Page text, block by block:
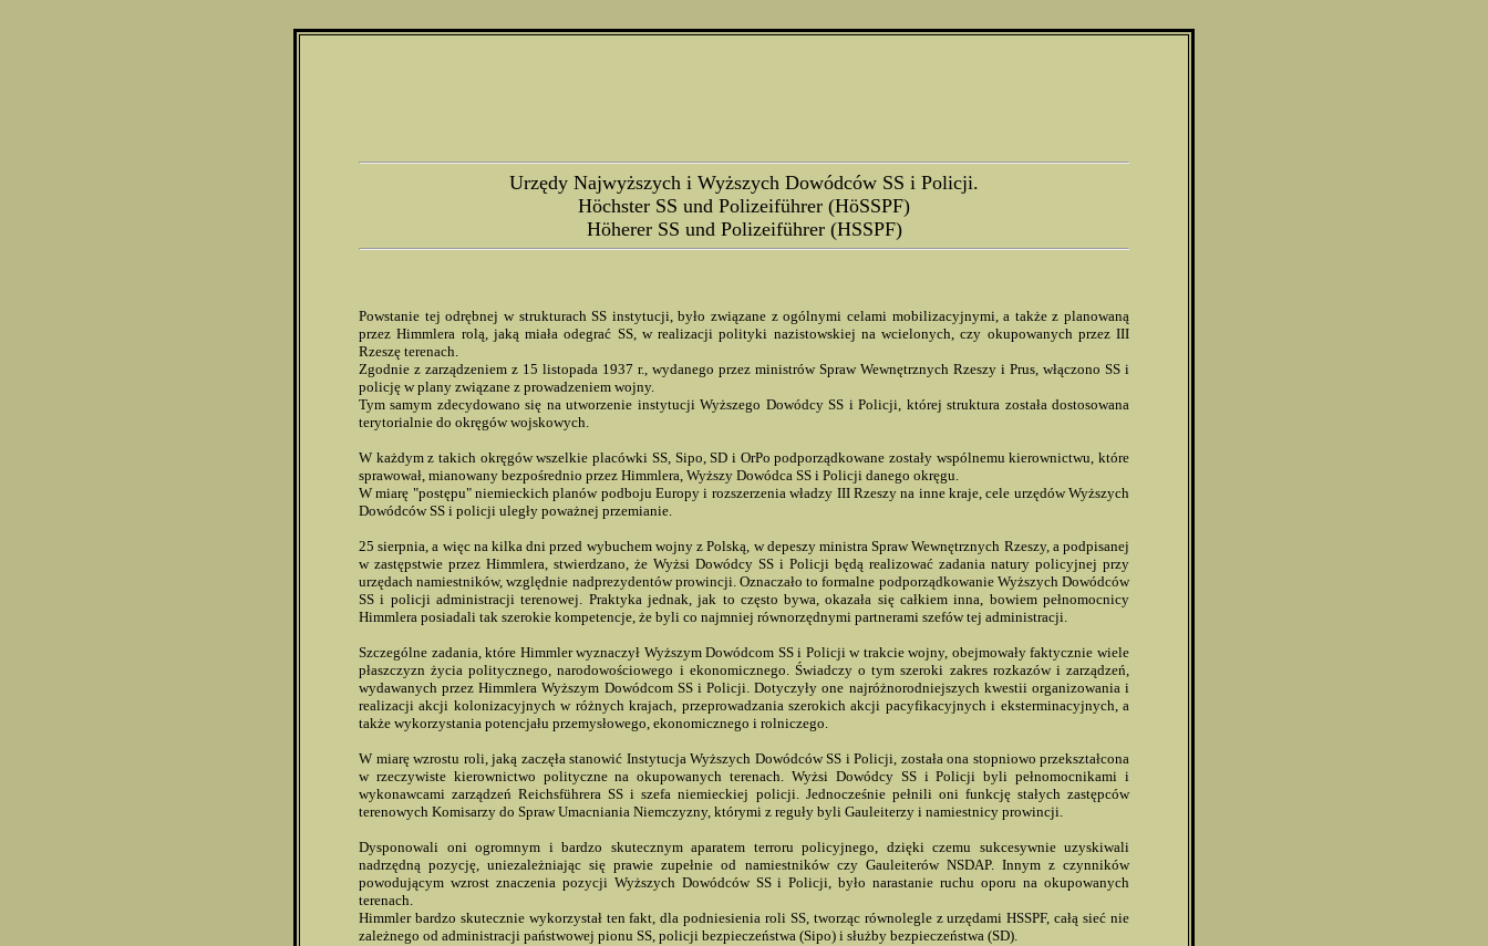
Urzędy Najwyższych i Wyższych Dowódców SS i Policji.
Höchster SS und Polizeiführer (HöSSPF)
Höherer SS und Polizeiführer (HSSPF)
Powstanie tej odrębnej w strukturach SS instytucji, było związane z ogólnymi celami mobilizacyjnymi, a także z planowaną
przez Himmlera rolą, jaką miała odegrać SS, w realizacji polityki nazistowskiej na wcielonych, czy okupowanych przez III
Rzeszę terenach.
Zgodnie z zarządzeniem z 15 listopada 1937 r., wydanego przez ministrów Spraw Wewnętrznych Rzeszy i Prus, włączono SS i
policję w plany związane z prowadzeniem wojny.
Tym samym zdecydowano się na utworzenie instytucji Wyższego Dowódcy SS i Policji, której struktura została dostosowana
terytorialnie do okręgów wojskowych.
W każdym z takich okręgów wszelkie placówki SS, Sipo, SD i OrPo podporządkowane zostały wspólnemu kierownictwu, które
sprawował, mianowany bezpośrednio przez Himmlera, Wyższy Dowódca SS i Policji danego okręgu.
W miarę "postępu" niemieckich planów podboju Europy i rozszerzenia władzy III Rzeszy na inne kraje, cele urzędów Wyższych
Dowódców SS i policji uległy poważnej przemianie.
25 sierpnia, a więc na kilka dni przed wybuchem wojny z Polską, w depeszy ministra Spraw Wewnętrznych Rzeszy, a podpisanej
w zastępstwie przez Himmlera, stwierdzano, że Wyżsi Dowódcy SS i Policji będą realizować zadania natury policyjnej przy
urzędach namiestników, względnie nadprezydentów prowincji. Oznaczało to formalne podporządkowanie Wyższych Dowódców
SS i policji administracji terenowej. Praktyka jednak, jak to często bywa, okazała się całkiem inna, bowiem pełnomocnicy
Himmlera posiadali tak szerokie kompetencje, że byli co najmniej równorzędnymi partnerami szefów tej administracji.
Szczególne zadania, które Himmler wyznaczył Wyższym Dowódcom SS i Policji w trakcie wojny, obejmowały faktycznie wiele
płaszczyzn życia politycznego, narodowościowego i ekonomicznego. Świadczy o tym szeroki zakres rozkazów i zarządzeń,
wydawanych przez Himmlera Wyższym Dowódcom SS i Policji. Dotyczyły one najróżnorodniejszych kwestii organizowania i
realizacji akcji kolonizacyjnych w różnych krajach, przeprowadzania szerokich akcji pacyfikacyjnych i eksterminacyjnych, a
także wykorzystania potencjału przemysłowego, ekonomicznego i rolniczego.
W miarę wzrostu roli, jaką zaczęła stanowić Instytucja Wyższych Dowódców SS i Policji, została ona stopniowo przekształcona
w rzeczywiste kierownictwo polityczne na okupowanych terenach. Wyżsi Dowódcy SS i Policji byli pełnomocnikami i
wykonawcami zarządzeń Reichsführera SS i szefa niemieckiej policji. Jednocześnie pełnili oni funkcję stałych zastępców
terenowych Komisarzy do Spraw Umacniania Niemczyzny, którymi z reguły byli Gauleiterzy i namiestnicy prowincji.
Dysponowali oni ogromnym i bardzo skutecznym aparatem terroru policyjnego, dzięki czemu sukcesywnie uzyskiwali
nadrzędną pozycję, uniezależniając się prawie zupełnie od namiestników czy Gauleiterów NSDAP. Innym z czynników
powodującym wzrost znaczenia pozycji Wyższych Dowódców SS i Policji, było narastanie ruchu oporu na okupowanych
terenach.
Himmler bardzo skutecznie wykorzystał ten fakt, dla podniesienia roli SS, tworząc równolegle z urzędami HSSPF, całą sieć nie
zależnego od administracji państwowej pionu SS, policji bezpieczeństwa (Sipo) i służby bezpieczeństwa (SD).